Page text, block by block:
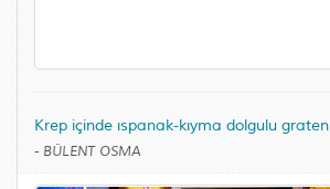
Krep içinde ıspanak-kıyma dolgulu graten
- BÜLENT OSMA